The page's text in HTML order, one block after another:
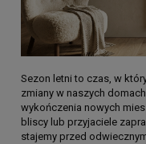
Sezon letni to czas, w
zmiany w naszych
wykończenia nowych
bliscy lub przyjaciele
stajemy przed